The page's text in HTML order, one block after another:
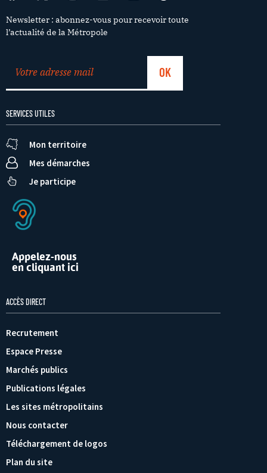
Newsletter : abonnez-vous pour recevoir toute
l’actualité de la Métropole
SERVICES UTILES
Mon territoire
Mes démarches
Je participe
Appelez-nous
en cliquant ici
ACCÈS DIRECT
Recrutement
Espace Presse
Marchés publics
Publications légales
Les sites métropolitains
Nous contacter
Téléchargement de logos
Plan du site